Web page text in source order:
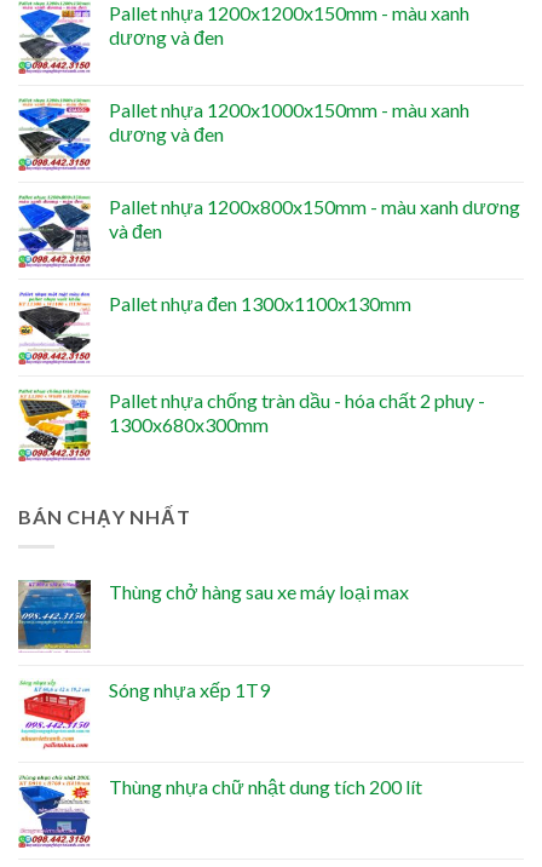
Pallet nhựa 1200x1200x150mm - màu xanh
dương và đen
Pallet nhựa 1200x1000x150mm - màu xanh
dương và đen
Pallet nhựa 1200x800x150mm - màu xanh dương
và đen
Pallet nhựa đen 1300x1100x130mm
Pallet nhựa chống tràn dầu - hóa chất 2 phuy -
1300x680x300mm
BÁN CHẠY NHẤT
Thùng chở hàng sau xe máy loại max
Sóng nhựa xếp 1T9
Thùng nhựa chữ nhật dung tích 200 lít